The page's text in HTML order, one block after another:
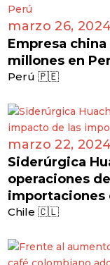
marzo 26,
Empresa
millones en
Perú 🇵🇪
marzo 22,
Siderúrgica
operaciones
importaciones
Chile 🇨🇱